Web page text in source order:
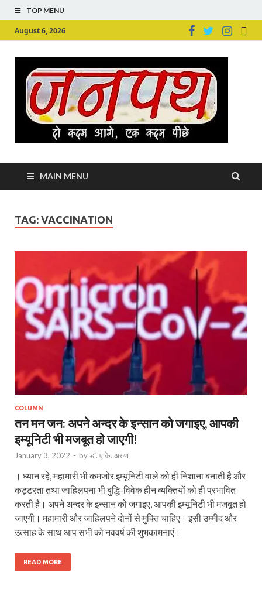
TOP MENU
August 6, 2026
MAIN MENU
TAG: VACCINATION
COLUMN
तन मन जन: अपने अन्दर के इन्सान को जगाइए, आपकी
इम्यूनिटी भी मजबूत हो जाएगी!
January 3, 2022 - byडॉ. ए.के. अरुण
। ध्यान रहे, महामारी भी कमजोर इम्यूनिटी वाले को ही निशाना बनाती है और
कट्टरता तथा जाहिलपना भी बुद्धि-विवेक हीन व्यक्तियों को ही प्रभावित
करती है। अपने अन्दर के इन्सान को जगाइए, आपकी इम्यूनिटी भी मजबूत हो
जाएगी। महामारी और जाहि‍लपने दोनों से मुक्ति चाहिए। इसी उम्मीद और
उत्साह के साथ आप सभी को नववर्ष की शुभकामनाएं।
READ MORE